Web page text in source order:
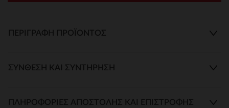
ΠΕΡΙΓΡΑΦΉ ΠΡΟΪΌΝΤΟΣ
ΣΎΝΘΕΣΗ ΚΑΙ ΣΥΝΤΉΡΗΣΗ
ΠΛΗΡΟΦΟΡΊΕΣ ΑΠΟΣΤΟΛΉΣ ΚΑΙ ΕΠΙΣΤΡΟΦΉΣ